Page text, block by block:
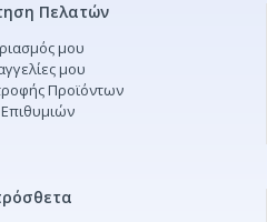
Πελατών
μου
μου
Προϊόντων